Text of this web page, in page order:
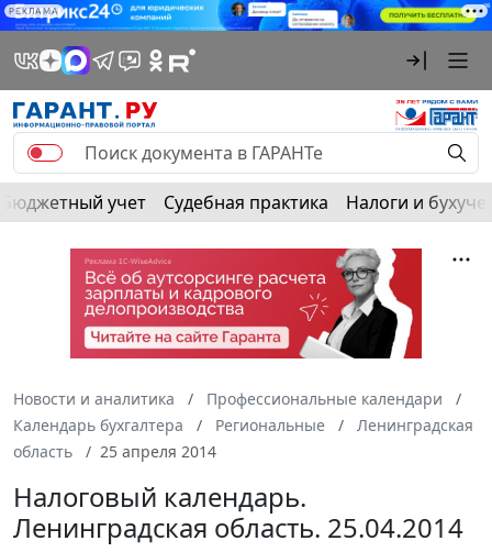
РЕКЛАМА
Бюджетный учет Судебная практика Налоги и
Новости и аналитика
Профессиональные календари
Календарь бухгалтера
Региональные
Ленинградская
область
25 апреля 2014
Налоговый календарь.
Ленинградская область. 25.04.2014